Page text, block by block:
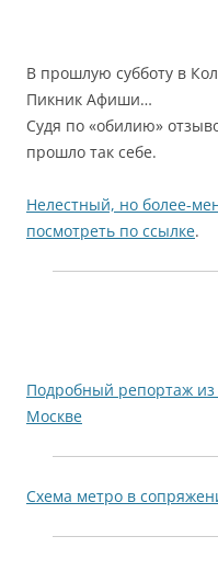
В прошлую субботу в
Пикник Афиши…
Судя по «обилию»
прошло так себе.
Нелестный, но более-
посмотреть по ссылке.
Подробный репортаж из
Москве
Схема метро в